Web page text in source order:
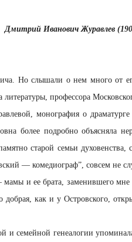
Дмитрий Иванович Журавлев
Но слышали о нем много от
литературы, профессора
монография о
более подробно объясняла
старой семьи
— комедиограф”, совсем не
и ее брата, заменившего мне
добрая, как и у Островского,
и семейной генеалогии